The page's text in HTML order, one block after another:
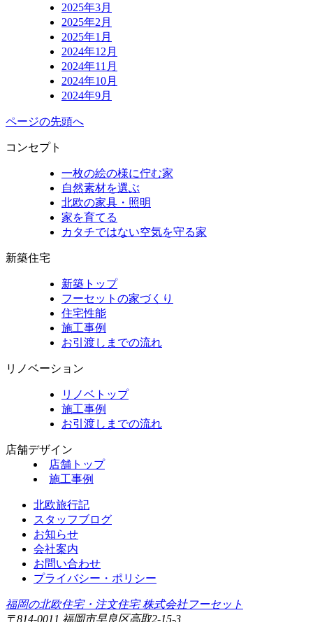
2025年3月
2025年2月
2025年1月
2024年12月
2024年11月
2024年10月
2024年9月
ページの先頭へ
コンセプト
一枚の絵の様に佇む家
自然素材を選ぶ
北欧の家具・照明
家を育てる
カタチではない空気を守る家
新築住宅
新築トップ
フーセットの家づくり
住宅性能
施工事例
お引渡しまでの流れ
リノベーション
リノベトップ
施工事例
お引渡しまでの流れ
店舗デザイン
店舗トップ
施工事例
北欧旅行記
スタッフブログ
お知らせ
会社案内
お問い合わせ
プライバシー・ポリシー
福岡の北欧住宅・注文住宅 株式会社フーセット
〒814-0011 福岡市早良区高取2-15-3